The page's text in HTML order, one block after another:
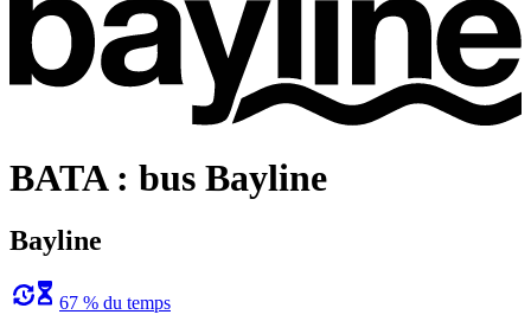
BATA : bus Bayline
Bayline
67 % du temps